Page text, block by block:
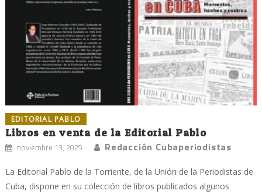
EDITORIAL PABLO
Libros en venta de la Editorial Pablo
noviembre 13, 2025 Redacción Cubaperiodistas
La Editorial Pablo de la Torriente, de la Unión de la Periodistas de
Cuba, dispone en su colección de libros publicados algunos